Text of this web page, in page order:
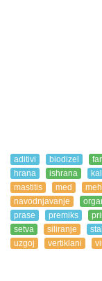
aditivi biodizel
hrana
ishrana
mastitis
med
navodnjavanje
prase
premiks
setva
siliranje
uzgoj
vertiklani